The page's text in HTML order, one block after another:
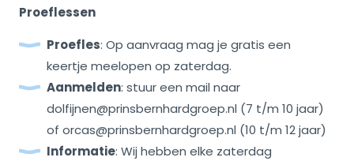
Proeflessen
Proefles: Op aanvraag mag je gratis een
keertje meelopen op zaterdag.
Aanmelden: stuur een mail naar
dolfijnen@prinsbernhardgroep.nl (7 t/m 10 jaar)
of orcas@prinsbernhardgroep.nl (10 t/m 12 jaar)
Informatie: Wij hebben elke zaterdag